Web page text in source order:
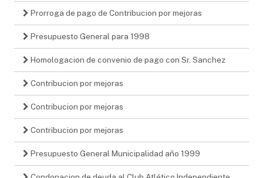
Prorroga de pago de Contribucion por mejoras
Presupuesto General para 1998
Homologacion de convenio de pago con Sr. Sanchez
Contribucion por mejoras
Contribucion por mejoras
Contribucion por mejoras
Presupuesto General Municipalidad año 1999